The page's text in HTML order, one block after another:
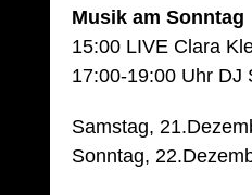
Musik am Sonntag
15:00 LIVE Clara
17:00-19:00 Uhr DJ
Samstag,
Sonntag,